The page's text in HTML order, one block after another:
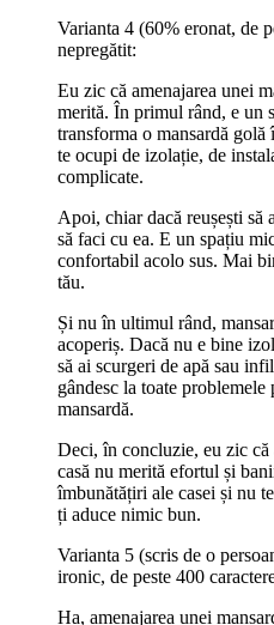
Varianta 4 (60% eronat, de
nepregătit:
Eu zic că amenajarea unei
merită. În primul rând, e un
transforma o mansardă
te ocupi de izolație, de
complicate.
Apoi, chiar dacă reușești să
să faci cu ea. E un spațiu
confortabil acolo sus. Mai
tău.
Și nu în ultimul rând,
acoperiș. Dacă nu e bine
să ai scurgeri de apă sau
gândesc la toate problemele
mansardă.
Deci, în concluzie, eu zic că
casă nu merită efortul și
îmbunătățiri ale casei și nu
ți aduce nimic bun.
Varianta 5 (scris de o
ironic, de peste 400
Ha, amenajarea unei